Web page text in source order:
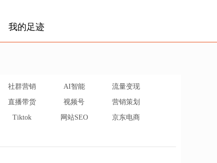
我的足迹
社群营销 AI智能 流量变现
直播带货 视频号 营销策划
Tiktok 网站SEO 京东电商